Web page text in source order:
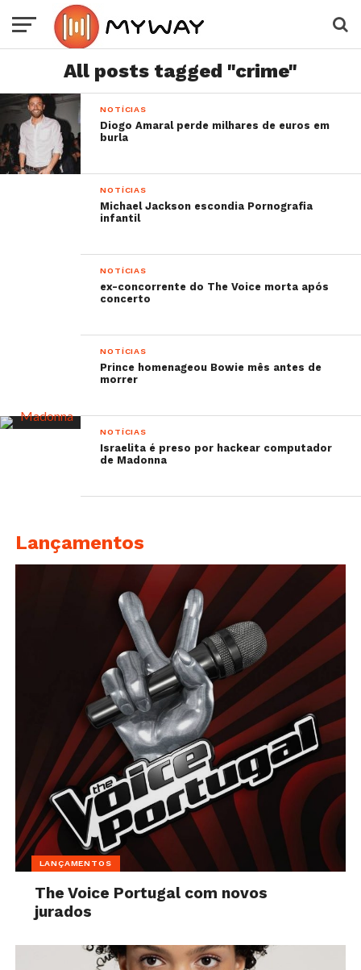
All posts tagged "crime"
NOTÍCIAS
Diogo Amaral perde milhares de euros em
burla
NOTÍCIAS
Michael Jackson escondia Pornografia
infantil
NOTÍCIAS
ex-concorrente do The Voice morta após
concerto
NOTÍCIAS
Prince homenageou Bowie mês antes de
morrer
NOTÍCIAS
Israelita é preso por hackear computador
de Madonna
Lançamentos
LANÇAMENTOS
The Voice Portugal com novos
jurados